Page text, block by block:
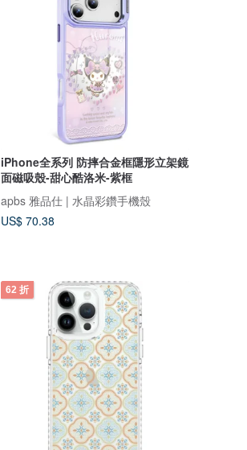
iPhone全系列 防摔合金框隱形立架鏡
面磁吸殼-甜心酷洛米-紫框
apbs 雅品仕 | 水晶彩鑽手機殼
US$ 70.38
62 折